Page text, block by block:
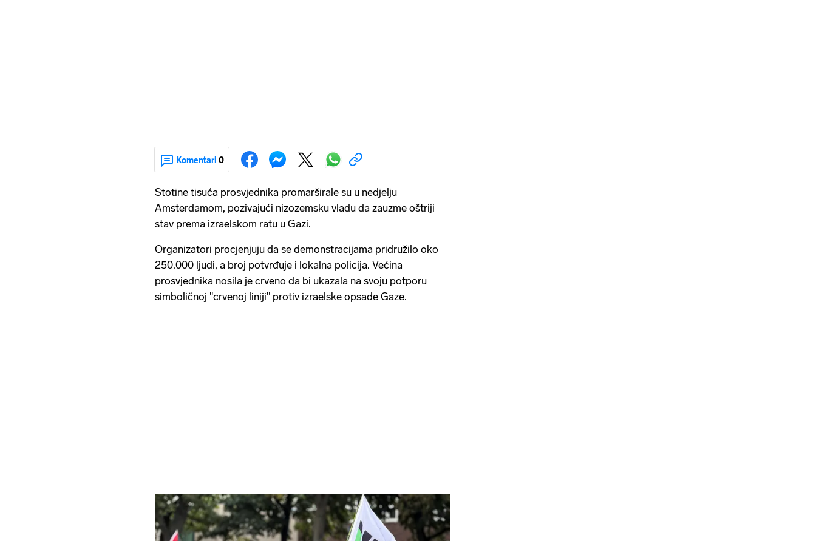
Komentari 0
Stotine tisuća prosvjednika promarširale su u nedjelju
Amsterdamom, pozivajući nizozemsku vladu da zauzme oštriji
stav prema izraelskom ratu u Gazi.
Organizatori procjenjuju da se demonstracijama pridružilo oko
250.000 ljudi, a broj potvrđuje i lokalna policija. Većina
prosvjednika nosila je crveno da bi ukazala na svoju potporu
simboličnoj "crvenoj liniji" protiv izraelske opsade Gaze.